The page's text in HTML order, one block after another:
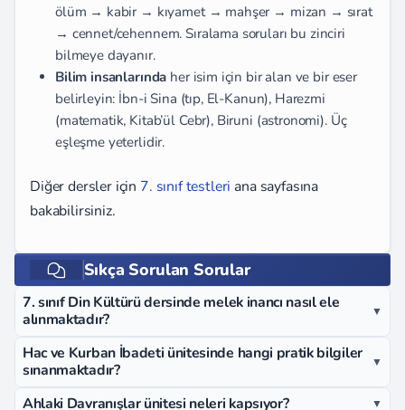
ölüm → kabir → kıyamet → mahşer → mizan → sırat
→ cennet/cehennem. Sıralama soruları bu zinciri
bilmeye dayanır.
Bilim insanlarında her isim için bir alan ve bir eser
belirleyin: İbn-i Sina (tıp, El-Kanun), Harezmi
(matematik, Kitab’ül Cebr), Biruni (astronomi). Üç
eşleşme yeterlidir.
Diğer dersler için 7. sınıf testleri ana sayfasına
bakabilirsiniz.
Sıkça Sorulan Sorular
7. sınıf Din Kültürü dersinde melek inancı nasıl ele
alınmaktadır?
▼
Hac ve Kurban İbadeti ünitesinde hangi pratik bilgiler
sınanmaktadır?
▼
Ahlaki Davranışlar ünitesi neleri kapsıyor? ▼